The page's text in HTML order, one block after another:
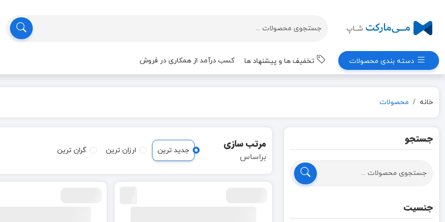
دسته بندی محصولات تخفیف ها و پیشنهاد ها کسب درآمد از همکاری در فروش
خانه محصولات
جستجو
جنسیت
مرتب سازی
براساس
جدید ترین ارزان ترین گران ترین